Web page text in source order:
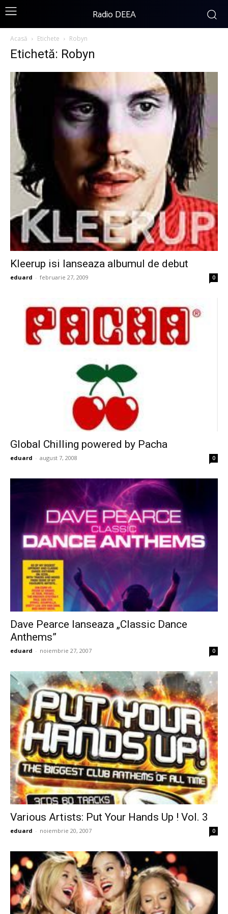
Radio DEEA
Acasă Etichete Robyn
Etichetă: Robyn
Kleerup isi lanseaza albumul de debut
eduard - februarie 27, 2009 0
Global Chilling powered by Pacha
eduard - august 7, 2008 0
Dave Pearce lanseaza „Classic Dance
Anthems”
eduard - noiembrie 27, 2007 0
Various Artists: Put Your Hands Up ! Vol. 3
eduard - noiembrie 20, 2007 0